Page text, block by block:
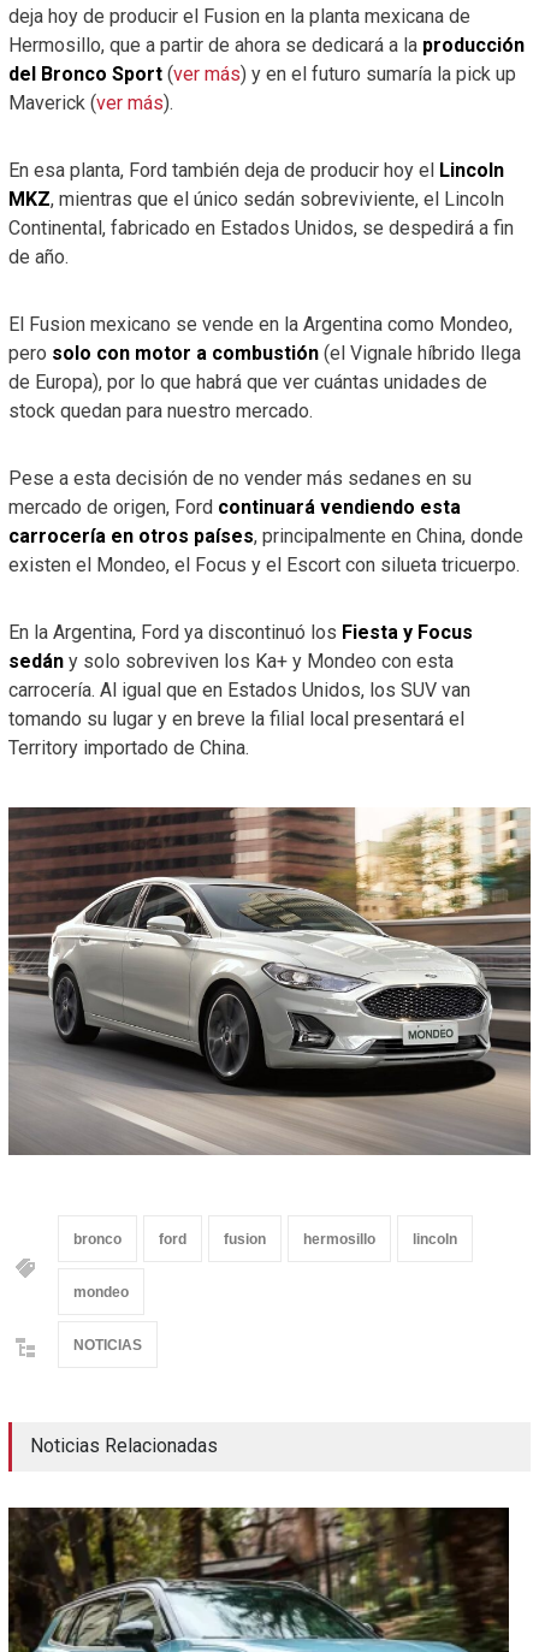
deja hoy de producir el Fusion en la planta mexicana de
Hermosillo, que a partir de ahora se dedicará a la producción
del Bronco Sport(ver más) y en el futuro sumaría la pick up
Maverick (ver más).
En esa planta, Ford también deja de producir hoy el Lincoln
MKZ, mientras que el único sedán sobreviviente, el Lincoln
Continental, fabricado en Estados Unidos, se despedirá a fin
de año.
El Fusion mexicano se vende en la Argentina como Mondeo,
pero solo con motor a combustión(el Vignale híbrido llega
de Europa), por lo que habrá que ver cuántas unidades de
stock quedan para nuestro mercado.
Pese a esta decisión de no vender más sedanes en su
mercado de origen, Ford continuará vendiendo esta
carrocería en otros países, principalmente en China, donde
existen el Mondeo, el Focus y el Escort con silueta tricuerpo.
En la Argentina, Ford ya discontinuó los Fiesta y Focus
sedány solo sobreviven los Ka+ y Mondeo con esta
carrocería. Al igual que en Estados Unidos, los SUV van
tomando su lugar y en breve la filial local presentará el
Territory importado de China.
bronco ford fusion hermosillo lincoln
mondeo
NOTICIAS
Noticias Relacionadas